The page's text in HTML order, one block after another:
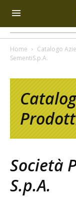
Home Catalogo
SementiS.p.A.
Società
S.p.A.